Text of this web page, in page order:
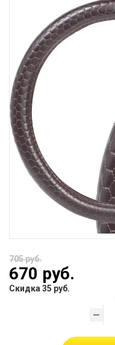
705 руб.
670 руб.
Скидка 35 руб.